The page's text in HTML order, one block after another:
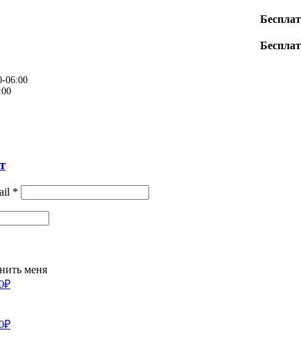
06:00
*
меня
₽
₽